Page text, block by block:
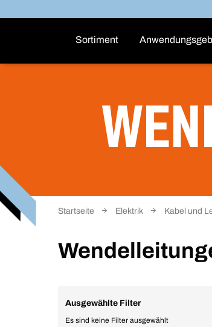
Sortiment
Startseite Elektrik Kabel und
Ausgewählte Filter
Es sind keine Filter ausgewählt